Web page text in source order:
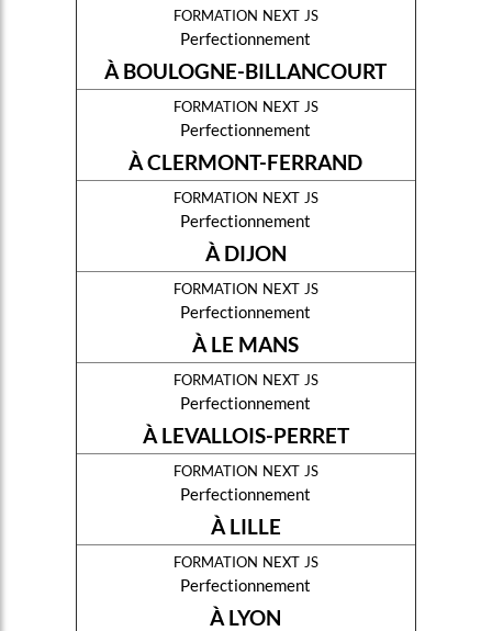
formation next js
Perfectionnement
À BOULOGNE-BILLANCOURT
formation next js
Perfectionnement
À CLERMONT-FERRAND
formation next js
Perfectionnement
À DIJON
formation next js
Perfectionnement
À LE MANS
formation next js
Perfectionnement
À LEVALLOIS-PERRET
formation next js
Perfectionnement
À LILLE
formation next js
Perfectionnement
À LYON